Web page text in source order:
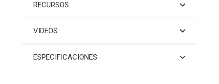
ESPECIFICACIONES
RECURSOS
VIDEOS